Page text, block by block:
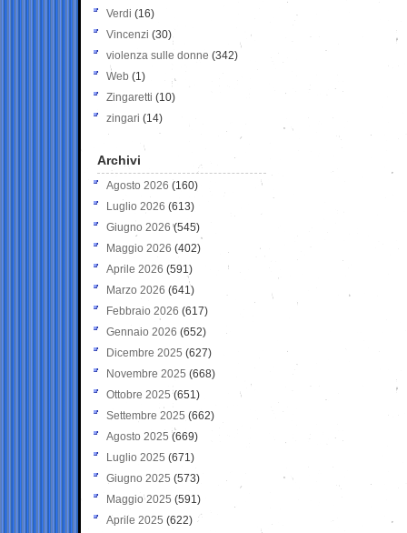
Verdi (16)
Vincenzi (30)
violenza sulle donne (342)
Web (1)
Zingaretti (10)
zingari (14)
Archivi
Agosto 2026 (160)
Luglio 2026 (613)
Giugno 2026 (545)
Maggio 2026 (402)
Aprile 2026 (591)
Marzo 2026 (641)
Febbraio 2026 (617)
Gennaio 2026 (652)
Dicembre 2025 (627)
Novembre 2025 (668)
Ottobre 2025 (651)
Settembre 2025 (662)
Agosto 2025 (669)
Luglio 2025 (671)
Giugno 2025 (573)
Maggio 2025 (591)
Aprile 2025 (622)